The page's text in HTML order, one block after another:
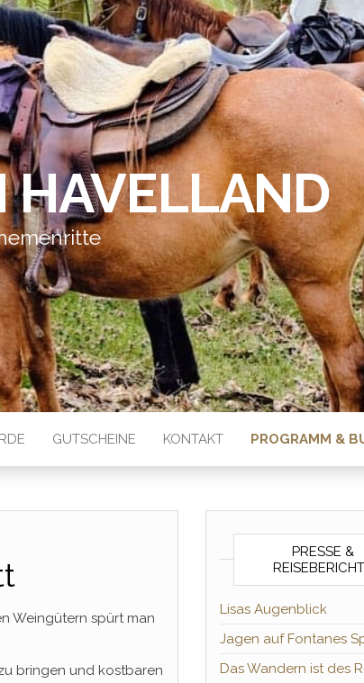
HAVELLAND
GUTSCHEINE KONTAKT PROGRAMM &
Weingütern spürt man
bringen und kostbaren
PRESSE &
Lisas Augenblick
Jagen auf Fontanes
Das Wandern ist des